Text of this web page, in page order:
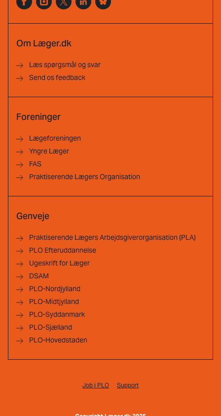
Om Læger.dk
Læs spørgsmål og svar
Send os feedback
Foreninger
Lægeforeningen
Yngre Læger
FAS
Praktiserende Lægers Organisation
Genveje
Praktiserende Lægers Arbejdsgiverorganisation (PLA)
PLO Efteruddannelse
Ugeskrift for Læger
DSAM
PLO-Nordjylland
PLO-Midtjylland
PLO-Syddanmark
PLO-Sjælland
PLO-Hovedstaden
Job i PLO Support